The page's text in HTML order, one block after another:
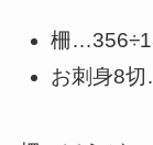
柵
お刺身8